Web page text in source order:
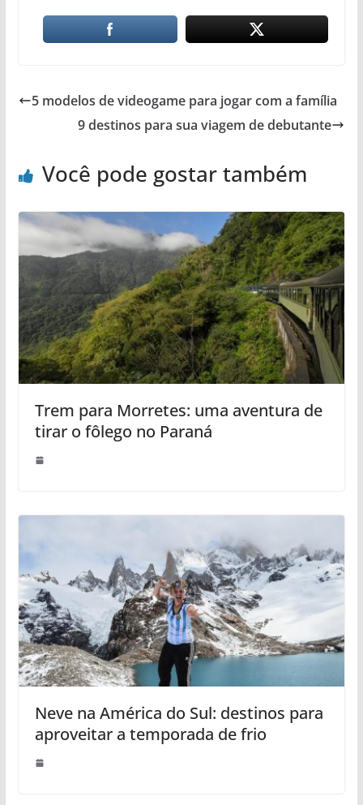
5 modelos de videogame para jogar com a família
9 destinos para sua viagem de debutante
Você pode gostar também
Trem para Morretes: uma aventura de
tirar o fôlego no Paraná
Neve na América do Sul: destinos para
aproveitar a temporada de frio